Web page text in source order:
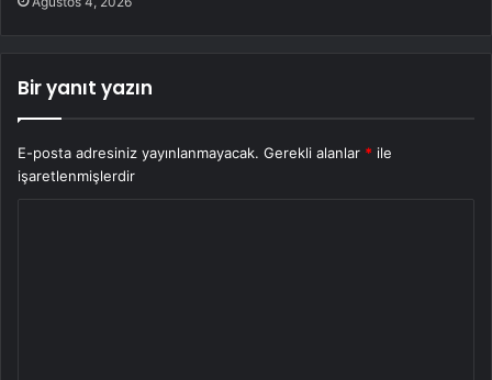
Bir yanıt yazın
E-posta adresiniz yayınlanmayacak. Gerekli alanlar * ile
işaretlenmişlerdir